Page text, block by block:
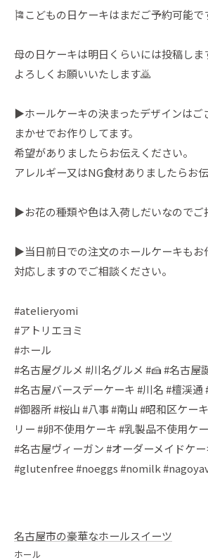
🎏こどもの日ケーキはまだご予約可能で
母の日ケーキは明日くらいには投稿しま
よろしくお願いいたします🙇
▶︎ホールケーキの決まったデザインはご
まかせでお作りしてます。
希望がありましたらお伝えください。
アレルギー又はNG食材ありましたらお伝
▶︎お花の種類や色は入荷しだいなのでご
▶︎当日前日での注文のホールケーキもお
対応しますのでご相談ください。
#atelieryomi
#アトリエヨミ
#ホール
#名古屋グルメ #川名グルメ #🍰 #名古屋
#名古屋バースデーケーキ #川名 #檀渓通
#御器所 #桜山 #八事 #南山 #昭和区ケー
リー #卵不使用ケーキ #乳製品不使用ケ
#名古屋ヴィーガン #オーダーメイドケ
#glutenfree #noeggs #nomilk
名古屋市の豪華なホールスイーツ
ホール